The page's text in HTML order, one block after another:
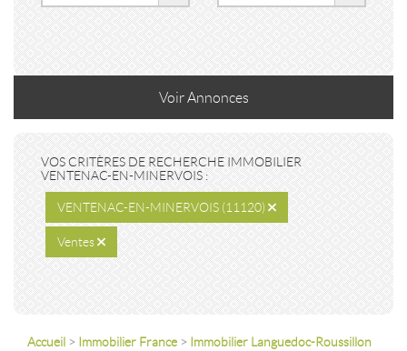
VoirAnnonces
VOS CRITÈRES DE RECHERCHE IMMOBILIER
VENTENAC-EN-MINERVOIS :
VENTENAC-EN-MINERVOIS (11120)
Ventes
Accueil > Immobilier France > Immobilier Languedoc-Roussillon